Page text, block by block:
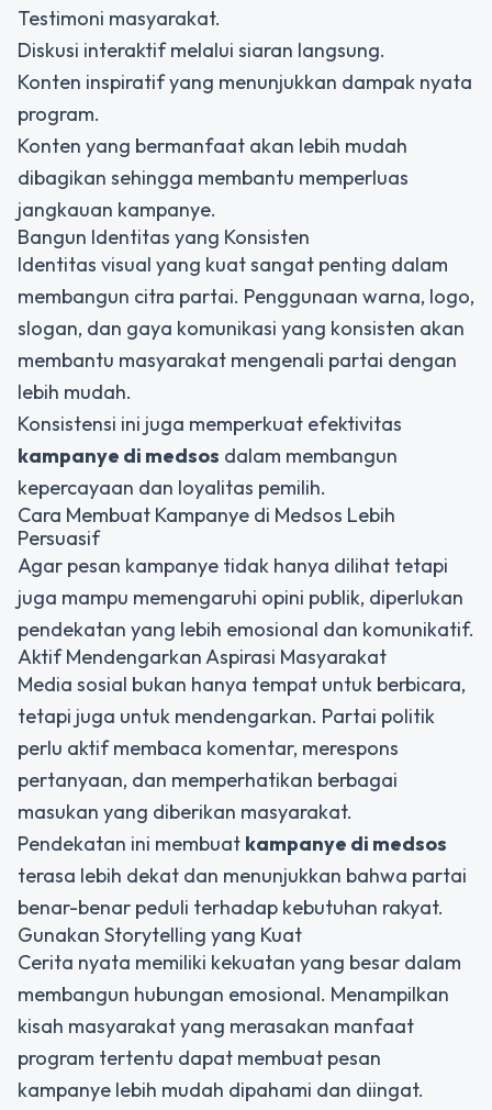
Testimoni masyarakat.
Diskusi interaktif melalui siaran langsung.
Konten inspiratif yang menunjukkan dampak nyata
program.
Konten yang bermanfaat akan lebih mudah
dibagikan sehingga membantu memperluas
jangkauan kampanye.
Bangun Identitas yang Konsisten
Identitas visual yang kuat sangat penting dalam
membangun citra partai. Penggunaan warna, logo,
slogan, dan gaya komunikasi yang konsisten akan
membantu masyarakat mengenali partai dengan
lebih mudah.
Konsistensi ini juga memperkuat efektivitas
kampanye di medsos dalam membangun
kepercayaan dan loyalitas pemilih.
Cara Membuat Kampanye di Medsos Lebih
Persuasif
Agar pesan kampanye tidak hanya dilihat tetapi
juga mampu memengaruhi opini publik, diperlukan
pendekatan yang lebih emosional dan komunikatif.
Aktif Mendengarkan Aspirasi Masyarakat
Media sosial bukan hanya tempat untuk berbicara,
tetapi juga untuk mendengarkan. Partai politik
perlu aktif membaca komentar, merespons
pertanyaan, dan memperhatikan berbagai
masukan yang diberikan masyarakat.
Pendekatan ini membuat kampanye di medsos
terasa lebih dekat dan menunjukkan bahwa partai
benar-benar peduli terhadap kebutuhan rakyat.
Gunakan Storytelling yang Kuat
Cerita nyata memiliki kekuatan yang besar dalam
membangun hubungan emosional. Menampilkan
kisah masyarakat yang merasakan manfaat
program tertentu dapat membuat pesan
kampanye lebih mudah dipahami dan diingat.